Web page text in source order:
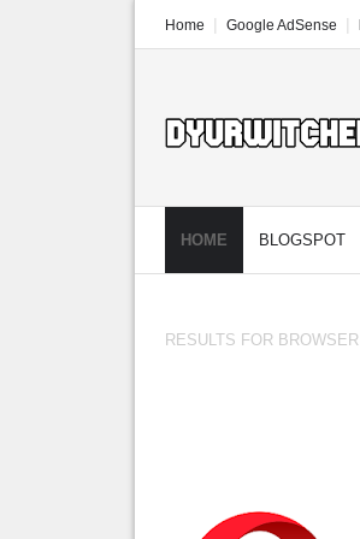
Home Google AdSense
HOME BLOGSPOT
RESULTS FOR BROWSER